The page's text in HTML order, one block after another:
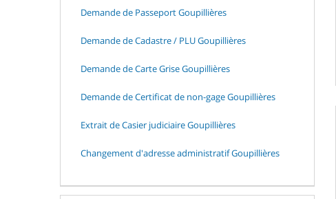
Demande de Passeport Goupillières
Demande de Cadastre / PLU Goupillières
Demande de Carte Grise Goupillières
Demande de Certificat de non-gage Goupillières
Extrait de Casier judiciaire Goupillières
Changement d'adresse administratif Goupillières